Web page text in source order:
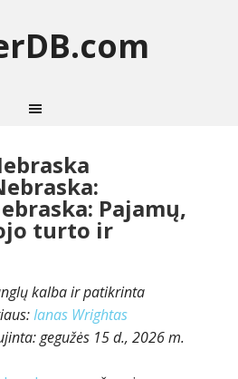
Pajamų,
turto ir
kalba ir patikrinta
Ianas Wrightas
gegužės 15 d., 2026 m.